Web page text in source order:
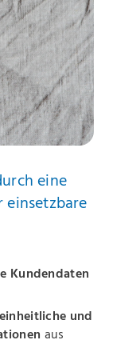
eine
einsetzbare
Kundendaten
einheitliche und
aus